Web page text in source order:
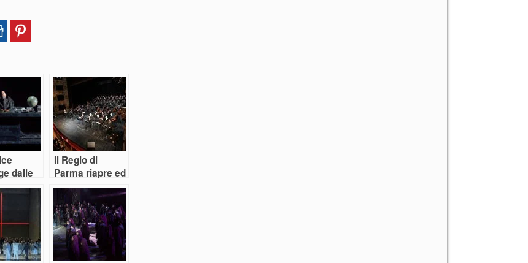
dalle
un
Don
Il Regio di
Parma riapre ed
è subito Verdi